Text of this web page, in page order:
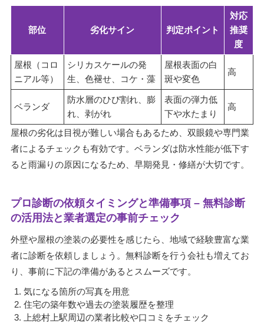
部位 劣化サイン 判定ポイント
対応
推奨
度
屋根（コロ
ニアル等）
シリカスケールの発
生、色褪せ、コケ・藻
屋根表面の白
斑や変色
高
ベランダ
防水層のひび割れ、膨
れ、剥がれ
表面の弾力低
下や水たまり
高
屋根の劣化は目視が難しい場合もあるため、双眼鏡や専門業
者によるチェックも有効です。ベランダは防水性能が低下す
ると雨漏りの原因になるため、早期発見・修繕が大切です。
プロ診断の依頼タイミングと準備事項 – 無料診断
の活用法と業者選定の事前チェック
外壁や屋根の塗装の必要性を感じたら、地域で経験豊富な業
者に診断を依頼しましょう。無料診断を行う会社も増えてお
り、事前に下記の準備があるとスムーズです。
気になる箇所の写真を用意
住宅の築年数や過去の塗装履歴を整理
上総村上駅周辺の業者比較や口コミをチェック